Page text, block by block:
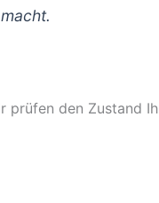
den Zustand